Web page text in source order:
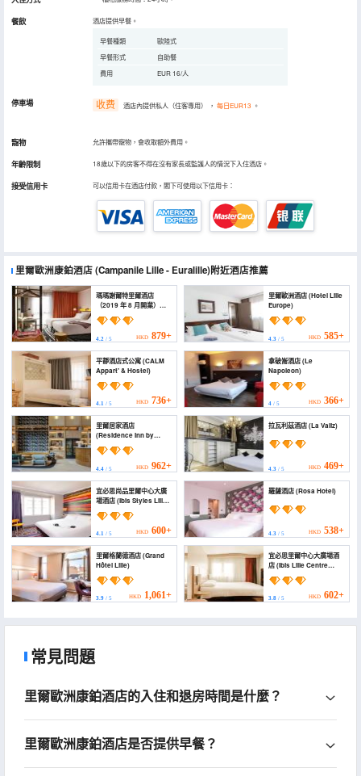
餐飲 酒店提供早餐。
早餐種類
歐陸式
早餐形式
自助餐
費用
EUR 16/人
停車場 收费 酒店內提供私人（住客專用） ， 每日EUR13 。
寵物 允許攜帶寵物，會收取額外費用。
年齡限制 18歲以下的房客不得在沒有家長或監護人的情況下入住酒店。
接受信用卡 可以信用卡在酒店付款，閣下可使用以下信用卡：
里爾歐洲康鉑酒店(Campanile Lille - Euralille)附近酒店推薦
瑪瑪謝爾特里爾酒店
（2019 年 8 月開業）
(Mama Shelter Lille)
4.2 / 5 HKD 879+
里爾歐洲酒店 (Hotel Lille
Europe)
4.3/ 5 HKD 585+
平靜酒店式公寓 (CALM
Appart' & Hostel)
4.1 / 5 HKD 736+
拿破崙酒店 (Le
Napoleon)
4/ 5 HKD 366+
里爾居家酒店
(Residence Inn by
Marriott Lille)
4.4 / 5 HKD 962+
拉瓦利茲酒店 (La Valiz)
4.3/ 5 HKD 469+
宜必思尚品里爾中心大廣
場酒店 (Ibis Styles Lille
Centre Grand-Place)
4.1 / 5 HKD 600+
羅薩酒店 (Rosa Hotel)
4.3/ 5 HKD 538+
里爾格蘭德酒店 (Grand
Hôtel Lille)
3.9 / 5 HKD 1,061+
宜必思里爾中心大廣場酒
店 (Ibis Lille Centre
Grand Place)
3.8/ 5 HKD 602+
常見問題
里爾歐洲康鉑酒店的入住和退房時間是什麼？
里爾歐洲康鉑酒店是否提供早餐？